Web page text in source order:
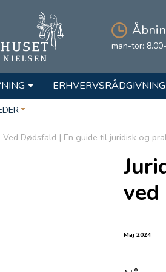
man-tor:
ERHVERVSRÅDGIVNING
Ved Dødsfald | En guide til juridisk og
Maj 2024